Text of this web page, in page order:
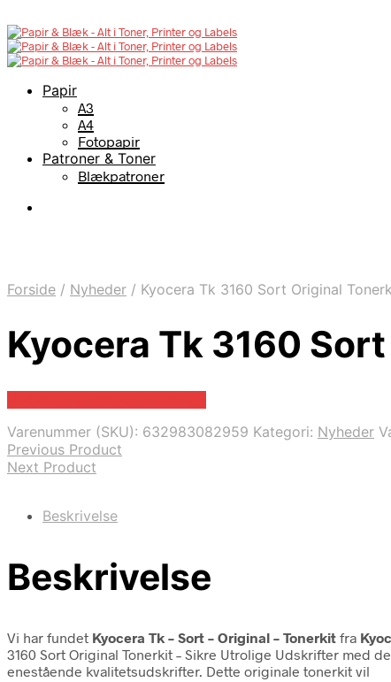
Papir
A3
A4
Fotopapir
Patroner & Toner
Blækpatroner
Forside / Nyheder / Kyocera Tk 3160 Sort Original
Kyocera Tk 3160
Varenummer (SKU): 632983082959 Kategori: Nyheder
Previous Product
Next Product
Beskrivelse
Beskrivelse
Vi har fundet Kyocera Tk – Sort – Original – Tonerkit fra
3160 Sort Original Tonerkit – Sikre Utrolige Udskrifter med
enestående kvalitetsudskrifter. Dette originale tonerkit vil